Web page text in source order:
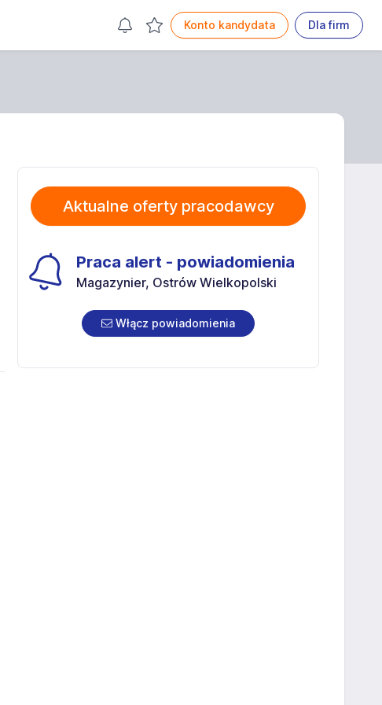
Konto kandydata Dla firm
Aktualne oferty pracodawcy
Praca alert - powiadomienia
Magazynier, Ostrów Wielkopolski
Włącz powiadomienia